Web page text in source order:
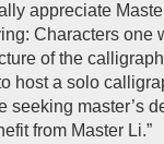
appreciate
Characters one
of the
host a solo
master’s
from Master Li.”